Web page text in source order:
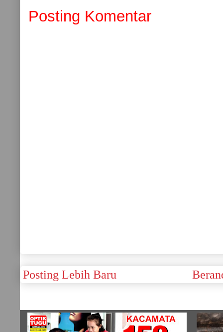
Posting Komentar
Posting Lebih Baru